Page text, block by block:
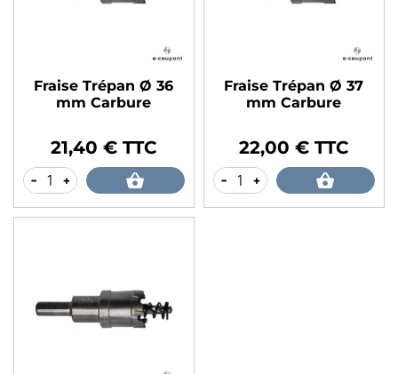
Fraise Trépan Ø 36
mm Carbure
Prix21,40 € TTC
- +
Fraise Trépan Ø 37
mm Carbure
Prix22,00 € TTC
- +